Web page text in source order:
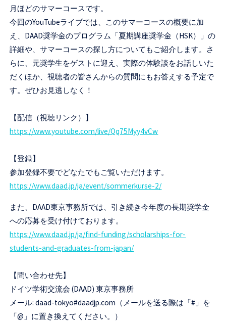
月ほどのサマーコースです。
今回のYouTubeライブでは、このサマーコースの概要に加
え、DAAD奨学金のプログラム「夏期講座奨学金（HSK）」の
詳細や、サマーコースの探し方についてもご紹介します。さ
らに、元奨学生をゲストに迎え、実際の体験談をお話しいた
だくほか、視聴者の皆さんからの質問にもお答えする予定で
す。ぜひお見逃しなく！
【配信（視聴リンク）】
https://www.youtube.com/live/Qq75Myy4vCw
【登録】
参加登録不要でどなたでもご覧いただけます。
https://www.daad.jp/ja/event/sommerkurse-2/
また、DAAD東京事務所では、引き続き今年度の長期奨学金
への応募を受け付けております。
https://www.daad.jp/ja/find-funding/scholarships-for-
students-and-graduates-from-japan/
【問い合わせ先】
ドイツ学術交流会 (DAAD) 東京事務所
メール: daad-tokyo#daadjp.com（メールを送る際は「#」を
「@」に置き換えてください。）